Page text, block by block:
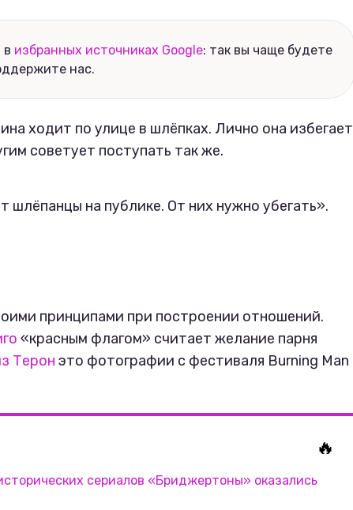
в избранных источниках Google: так вы чаще будете
нас.
ходит по улице в шлёпках. Лично она избегает
советует поступать так же.
шлёпанцы на публике. От них нужно убегать».
принципами при построении отношений.
«красным флагом» считает желание парня
Терон это фотографии с фестиваля Burning Man
🔥
сериалов «Бриджертоны» оказались